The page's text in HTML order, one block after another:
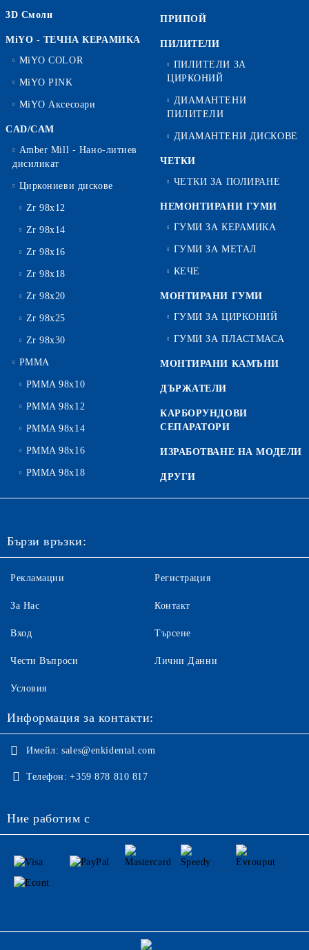
3D Смоли
MiYO - ТЕЧНА КЕРАМИКА
MiYO COLOR
MiYO PINK
MiYO Аксесоари
CAD/CAM
Amber Mill - Нано-литиев
дисиликат
Циркониеви дискове
Zr 98x12
Zr 98x14
Zr 98x16
Zr 98x18
Zr 98x20
Zr 98x25
Zr 98x30
PMMA
PMMA 98x10
PMMA 98x12
PMMA 98x14
PMMA 98x16
PMMA 98x18
ПРИПОЙ
ПИЛИТЕЛИ
ПИЛИТЕЛИ ЗА
ЦИРКОНИЙ
ДИАМАНТЕНИ
ПИЛИТЕЛИ
ДИАМАНТЕНИ ДИСКОВЕ
ЧЕТКИ
ЧЕТКИ ЗА ПОЛИРАНЕ
НЕМОНТИРАНИ ГУМИ
ГУМИ ЗА КЕРАМИКА
ГУМИ ЗА МЕТАЛ
КЕЧЕ
МОНТИРАНИ ГУМИ
ГУМИ ЗА ЦИРКОНИЙ
ГУМИ ЗА ПЛАСТМАСА
МОНТИРАНИ КАМЪНИ
ДЪРЖАТЕЛИ
КАРБОРУНДОВИ
СЕПАРАТОРИ
ИЗРАБОТВАНЕ НА МОДЕЛИ
ДРУГИ
Бързи връзки:
Рекламации
За Нас
Вход
Чести Въпроси
Регистрация
Контакт
Търсене
Лични Данни
Условия
Информация за контакти:
Имейл: sales@enkidental.com
Телефон: +359 878 810 817
Ние работим с